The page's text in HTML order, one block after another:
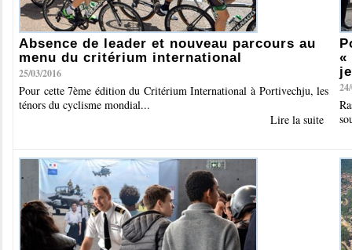
Absence de leader et nouveau parcours au
menu du critérium international
25/03/2016
Pour cette 7ème édition du Critérium International à Portivechju, les
ténors du cyclisme mondial...
Lire la suite
«